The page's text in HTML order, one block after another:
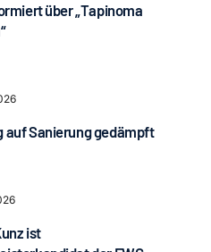
über „Tapinoma
auf Sanierung gedämpft
ist